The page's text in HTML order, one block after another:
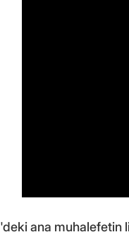
'deki ana muhalefetin